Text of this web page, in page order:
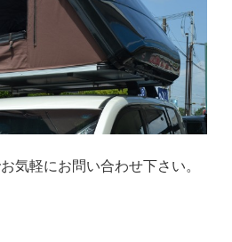
気軽にお問い合わせ下さい。